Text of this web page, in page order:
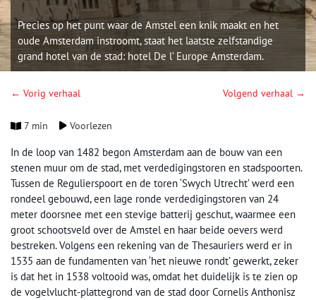
Precies op het punt waar de Amstel een knik maakt en het
oude Amsterdam instroomt, staat het laatste zelfstandige
grand hotel van de stad: hotel De l’ Europe Amsterdam.
← Vorig verhaal Volgend verhaal →
7 min Voorlezen
In de loop van 1482 begon Amsterdam aan de bouw van een
stenen muur om de stad, met verdedigingstoren en stadspoorten.
Tussen de Regulierspoort en de toren ‘Swych Utrecht’ werd een
rondeel gebouwd, een lage ronde verdedigingstoren van 24
meter doorsnee met een stevige batterij geschut, waarmee een
groot schootsveld over de Amstel en haar beide oevers werd
bestreken. Volgens een rekening van de Thesauriers werd er in
1535 aan de fundamenten van ‘het nieuwe rondt’ gewerkt, zeker
is dat het in 1538 voltooid was, omdat het duidelijk is te zien op
de vogelvlucht-plattegrond van de stad door Cornelis Anthonisz